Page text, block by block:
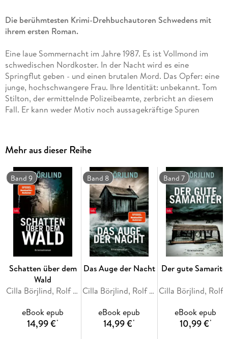
Die berühmtesten Krimi-Drehbuchautoren Schwedens mit
ihrem ersten Roman.
Eine laue Sommernacht im Jahre 1987. Es ist Vollmond im
schwedischen Nordkoster. In der Nacht wird es eine
Springflut geben - und einen brutalen Mord. Das Opfer: eine
junge, hochschwangere Frau. Ihre Identität: unbekannt. Tom
Stilton, der ermittelnde Polizeibeamte, zerbricht an diesem
Fall. Er kann weder Motiv noch aussagekräftige Spuren
schleppend. Olivia Rönning, angehende Polizistin im zweiten
Jahr ihrer Ausbildung, beobachtet das Geschehen aus der
Distanz. Sie ist mit anderen Dingen beschäftigt. Sie soll
einen 'Cold Case' knacken - den Tod einer jungen Frau an
einem Strand vor vielen Jahren klären. Ihr ist klar: Sie muss
Tom Stilton finden. Doch der ist wie vom Erdboden
verschluckt.
Mehr aus dieser Reihe
Band 9
Schatten über dem
Wald
Cilla Börjlind, Rolf Börjlind
eBook epub
14,99 €*
Band 8
Das Auge der Nacht
Cilla Börjlind, Rolf Börjlind
eBook epub
14,99 €*
Band 7
Der gute
eBook epub
10,99 €*